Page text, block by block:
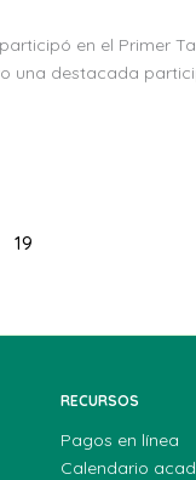
en el Primer
una destacada
19
RECURSOS
Pagos en línea
Calendario